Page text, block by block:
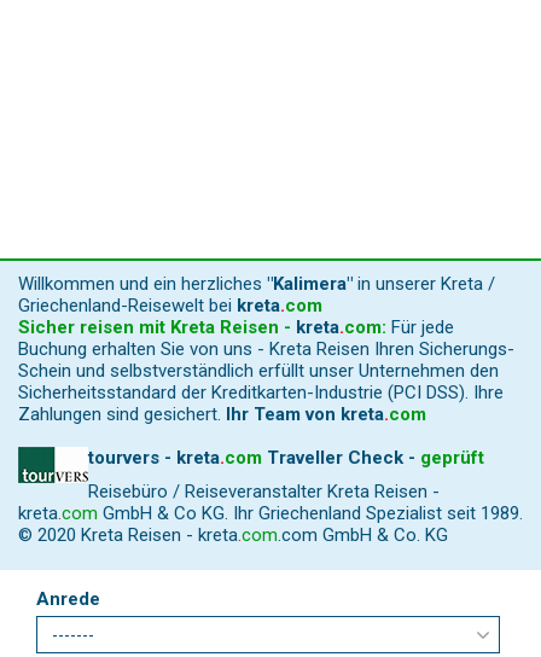
Willkommen und ein herzliches "Kalimera" in unserer Kreta /
Griechenland-Reisewelt bei kreta.com
Sicher reisen mit Kreta Reisen - kreta.com: Für jede
Buchung erhalten Sie von uns - Kreta Reisen Ihren Sicherungs-
Schein und selbstverständlich erfüllt unser Unternehmen den
Sicherheitsstandard der Kreditkarten-Industrie (PCI DSS). Ihre
Zahlungen sind gesichert.
Ihr Team von kreta.com
tourvers - kreta.com Traveller Check - geprüft
Reisebüro / Reiseveranstalter Kreta Reisen -
kreta.com GmbH & Co KG. Ihr Griechenland Spezialist seit 1989.
© 2020 Kreta Reisen - kreta.com.com GmbH & Co. KG
Anrede